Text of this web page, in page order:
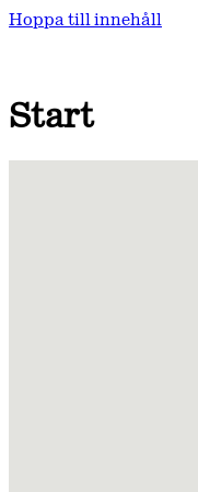
Hoppa till innehåll
Start